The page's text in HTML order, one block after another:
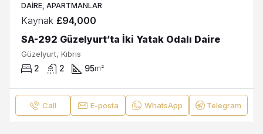
DAIRE, APARTMANLAR
Kaynak £94,000
SA-292 Güzelyurt’ta İki Yatak Odalı Daire
Güzelyurt, Kıbrıs
2 2 95m²
Call E-posta WhatsApp Telegram